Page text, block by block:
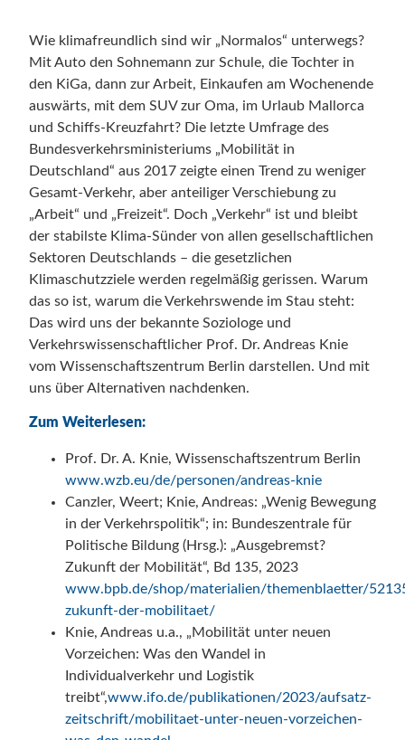
Wie klimafreundlich sind wir „Normalos“ unterwegs?
Mit Auto den Sohnemann zur Schule, die Tochter in
den KiGa, dann zur Arbeit, Einkaufen am Wochenende
auswärts, mit dem SUV zur Oma, im Urlaub Mallorca
und Schiffs-Kreuzfahrt? Die letzte Umfrage des
Bundesverkehrsministeriums „Mobilität in
Deutschland“ aus 2017 zeigte einen Trend zu weniger
Gesamt-Verkehr, aber anteiliger Verschiebung zu
„Arbeit“ und „Freizeit“. Doch „Verkehr“ ist und bleibt
der stabilste Klima-Sünder von allen gesellschaftlichen
Sektoren Deutschlands – die gesetzlichen
Klimaschutzziele werden regelmäßig gerissen. Warum
das so ist, warum die Verkehrswende im Stau steht:
Das wird uns der bekannte Soziologe und
Verkehrswissenschaftlicher Prof. Dr. Andreas Knie
vom Wissenschaftszentrum Berlin darstellen. Und mit
uns über Alternativen nachdenken.
Zum Weiterlesen:
Prof. Dr. A. Knie, Wissenschaftszentrum Berlin
www.wzb.eu/de/personen/andreas-knie
Canzler, Weert; Knie, Andreas: „Wenig Bewegung
in der Verkehrspolitik“; in: Bundeszentrale für
Politische Bildung (Hrsg.): „Ausgebremst?
Zukunft der Mobilität“, Bd 135, 2023
www.bpb.de/shop/materialien/themenblaetter/
zukunft-der-mobilitaet/
Knie, Andreas u.a., „Mobilität unter neuen
Vorzeichen: Was den Wandel in
Individualverkehr und Logistik
treibt“,www.ifo.de/publikationen/2023/aufsatz-
zeitschrift/mobilitaet-unter-neuen-vorzeichen-